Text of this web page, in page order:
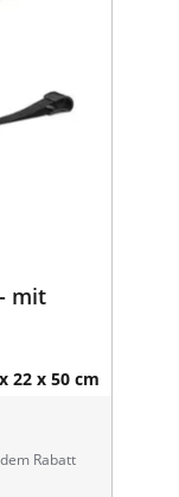
mit
22 x 50 cm
Rabatt